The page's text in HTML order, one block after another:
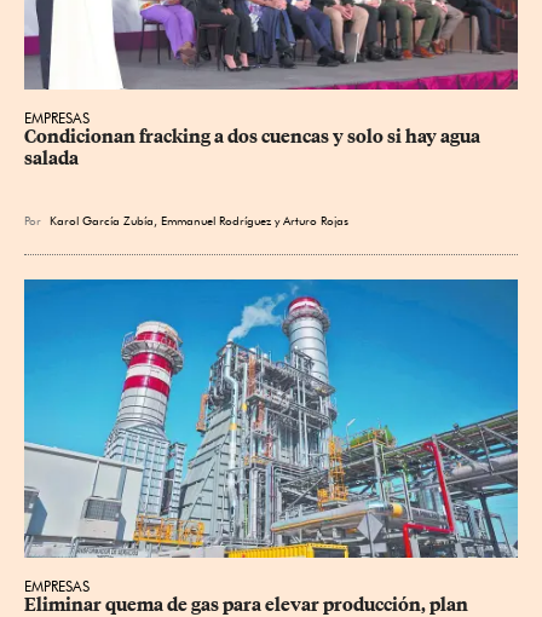
EMPRESAS
Condicionan fracking a dos cuencas y solo si hay agua
salada
Por Karol García Zubía Emmanuel Rodríguez yArturo Rojas
EMPRESAS
Eliminar quema de gas para elevar producción, plan